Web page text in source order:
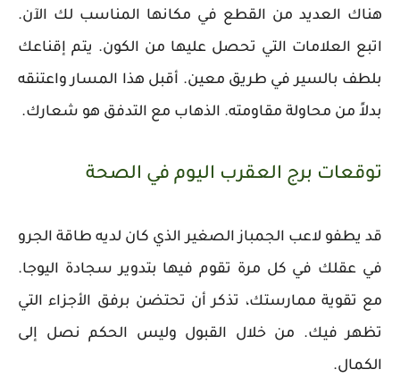
هناك العديد من القطع في مكانها المناسب لك الآن.
اتبع العلامات التي تحصل عليها من الكون. يتم إقناعك
بلطف بالسير في طريق معين. أقبل هذا المسار واعتنقه
بدلاً من محاولة مقاومته. الذهاب مع التدفق هو شعارك.
توقعات برج العقرب اليوم في الصحة
قد يطفو لاعب الجمباز الصغير الذي كان لديه طاقة الجرو
في عقلك في كل مرة تقوم فيها بتدوير سجادة اليوجا.
مع تقوية ممارستك، تذكر أن تحتضن برفق الأجزاء التي
تظهر فيك. من خلال القبول وليس الحكم نصل إلى
الكمال.